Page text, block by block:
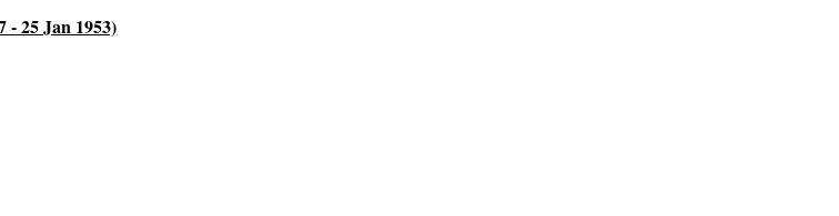
- 25 Jan 1953)